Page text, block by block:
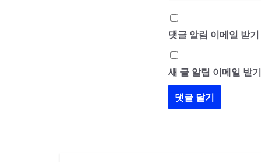
댓글 알림 이메일 받기
새 글 알림 이메일 받기